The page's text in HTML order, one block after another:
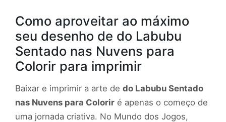
Como aproveitar ao máximo
seu desenho de do Labubu
Sentado nas Nuvens para
Colorir para imprimir
Baixar e imprimir a arte de do Labubu Sentado
nas Nuvens para Colorir é apenas o começo de
uma jornada criativa. No Mundo dos Jogos,